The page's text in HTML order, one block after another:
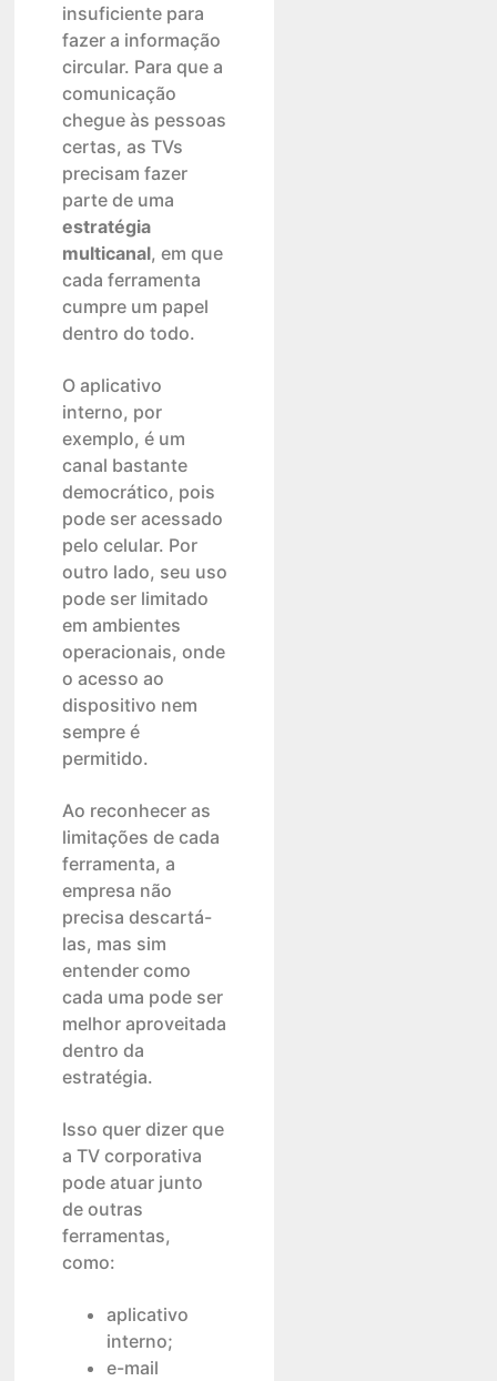
insuficiente para
fazer a informação
circular. Para que a
comunicação
chegue às pessoas
certas, as TVs
precisam fazer
parte de uma
estratégia
multicanal, em que
cada ferramenta
cumpre um papel
dentro do todo.
O aplicativo
interno, por
exemplo, é um
canal bastante
democrático, pois
pode ser acessado
pelo celular. Por
outro lado, seu uso
pode ser limitado
em ambientes
operacionais, onde
o acesso ao
dispositivo nem
sempre é
permitido.
Ao reconhecer as
limitações de cada
ferramenta, a
empresa não
precisa descartá-
las, mas sim
entender como
cada uma pode ser
melhor aproveitada
dentro da
estratégia.
Isso quer dizer que
a TV corporativa
pode atuar junto
de outras
ferramentas,
como:
aplicativo
interno;
e-mail